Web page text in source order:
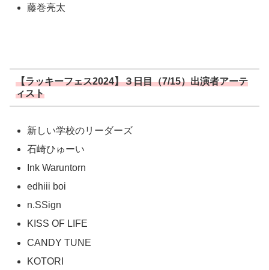
藤巻亮太
【ラッキーフェス2024】３日目（7/15）出演者アーテ
ィスト
新しい学校のリーダーズ
石崎ひゅーい
Ink Waruntorn
edhiii boi
n.SSign
KISS OF LIFE
CANDY TUNE
KOTORI